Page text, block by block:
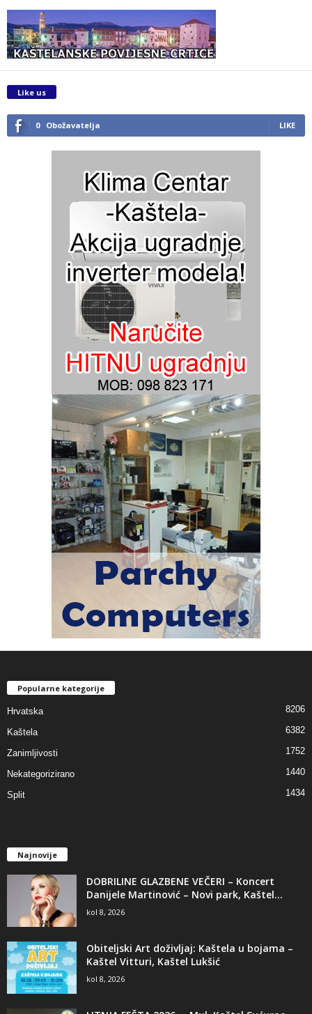
Like us
0 Obožavatelja LIKE
Popularne kategorije
Hrvatska 8206
Kaštela 6382
Zanimljivosti 1752
Nekategorizirano 1440
Split 1434
Najnovije
DOBRILINE GLAZBENE VEČERI – Koncert
Danijele Martinović – Novi park, Kaštel...
kol 8, 2026
Obiteljski Art doživljaj: Kaštela u bojama –
Kaštel Vitturi, Kaštel Lukšić
kol 8, 2026